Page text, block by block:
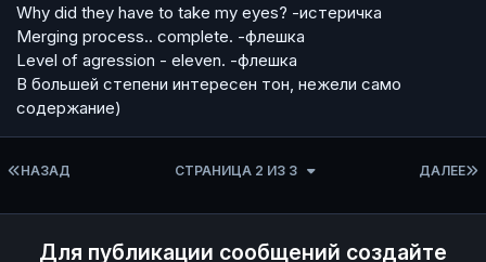
Why did they have to take my eyes? -истеричка
Merging process.. complete. -флешка
Level of agression - eleven. -флешка
В большей степени интересен тон, нежели само
содержание)
ПЕРВАЯ СТРАНИЦА
НАЗАД ДАЛЕЕ
СТРАНИЦА 2 ИЗ 3
Для публикации сообщений создайте